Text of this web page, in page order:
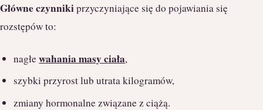
Główne czynnikiprzyczyniające się do pojawiania się
rozstępów to:
nagłewahania masy ciała,
szybki przyrost lub utrata kilogramów,
zmiany hormonalne związane z ciążą.